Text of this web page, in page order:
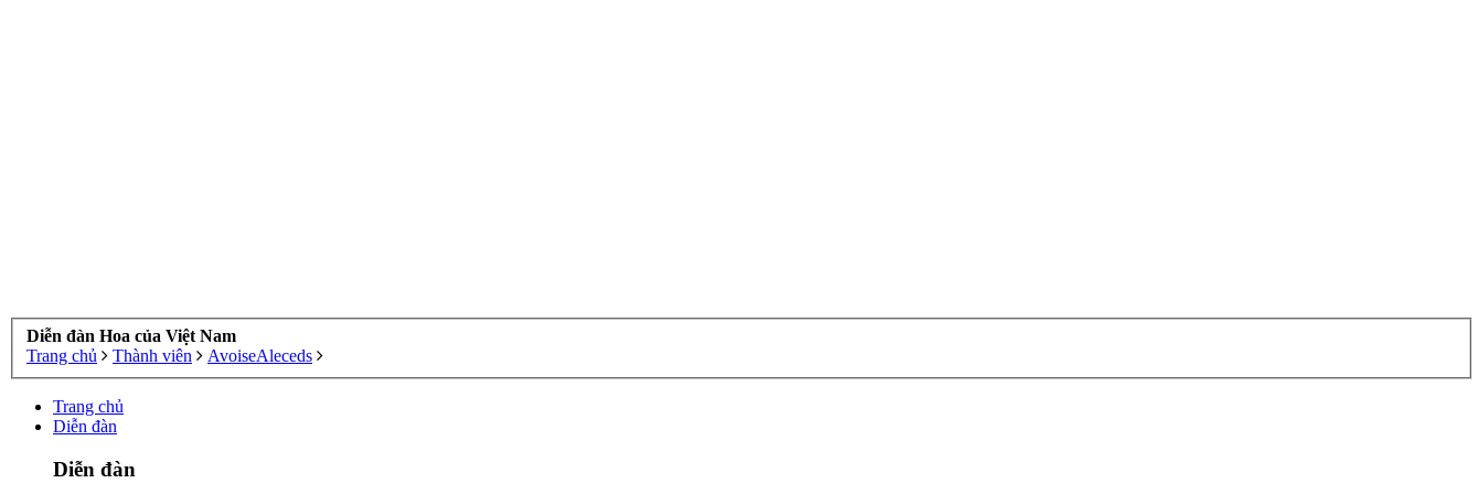
Diễn đàn Hoa của Việt Nam
Trang chủ
Thành viên AvoiseAleceds
Trang chủ
Diễn đàn
Diễn đàn